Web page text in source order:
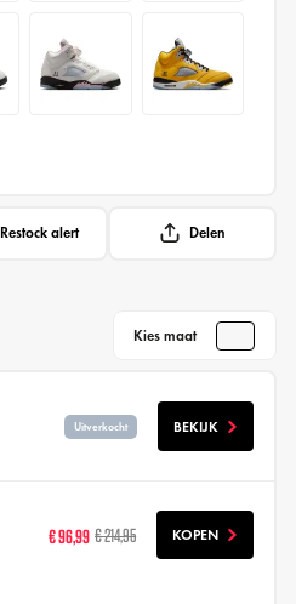
Restock alert Delen
Kies maat
Uitverkocht BEKIJK
€ 96,99 € 214,95 KOPEN